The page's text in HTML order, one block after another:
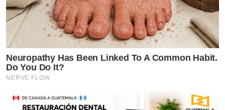
Neuropathy Has Been Linked To A Common Habit.
Do You Do It?
NERVE FLOW